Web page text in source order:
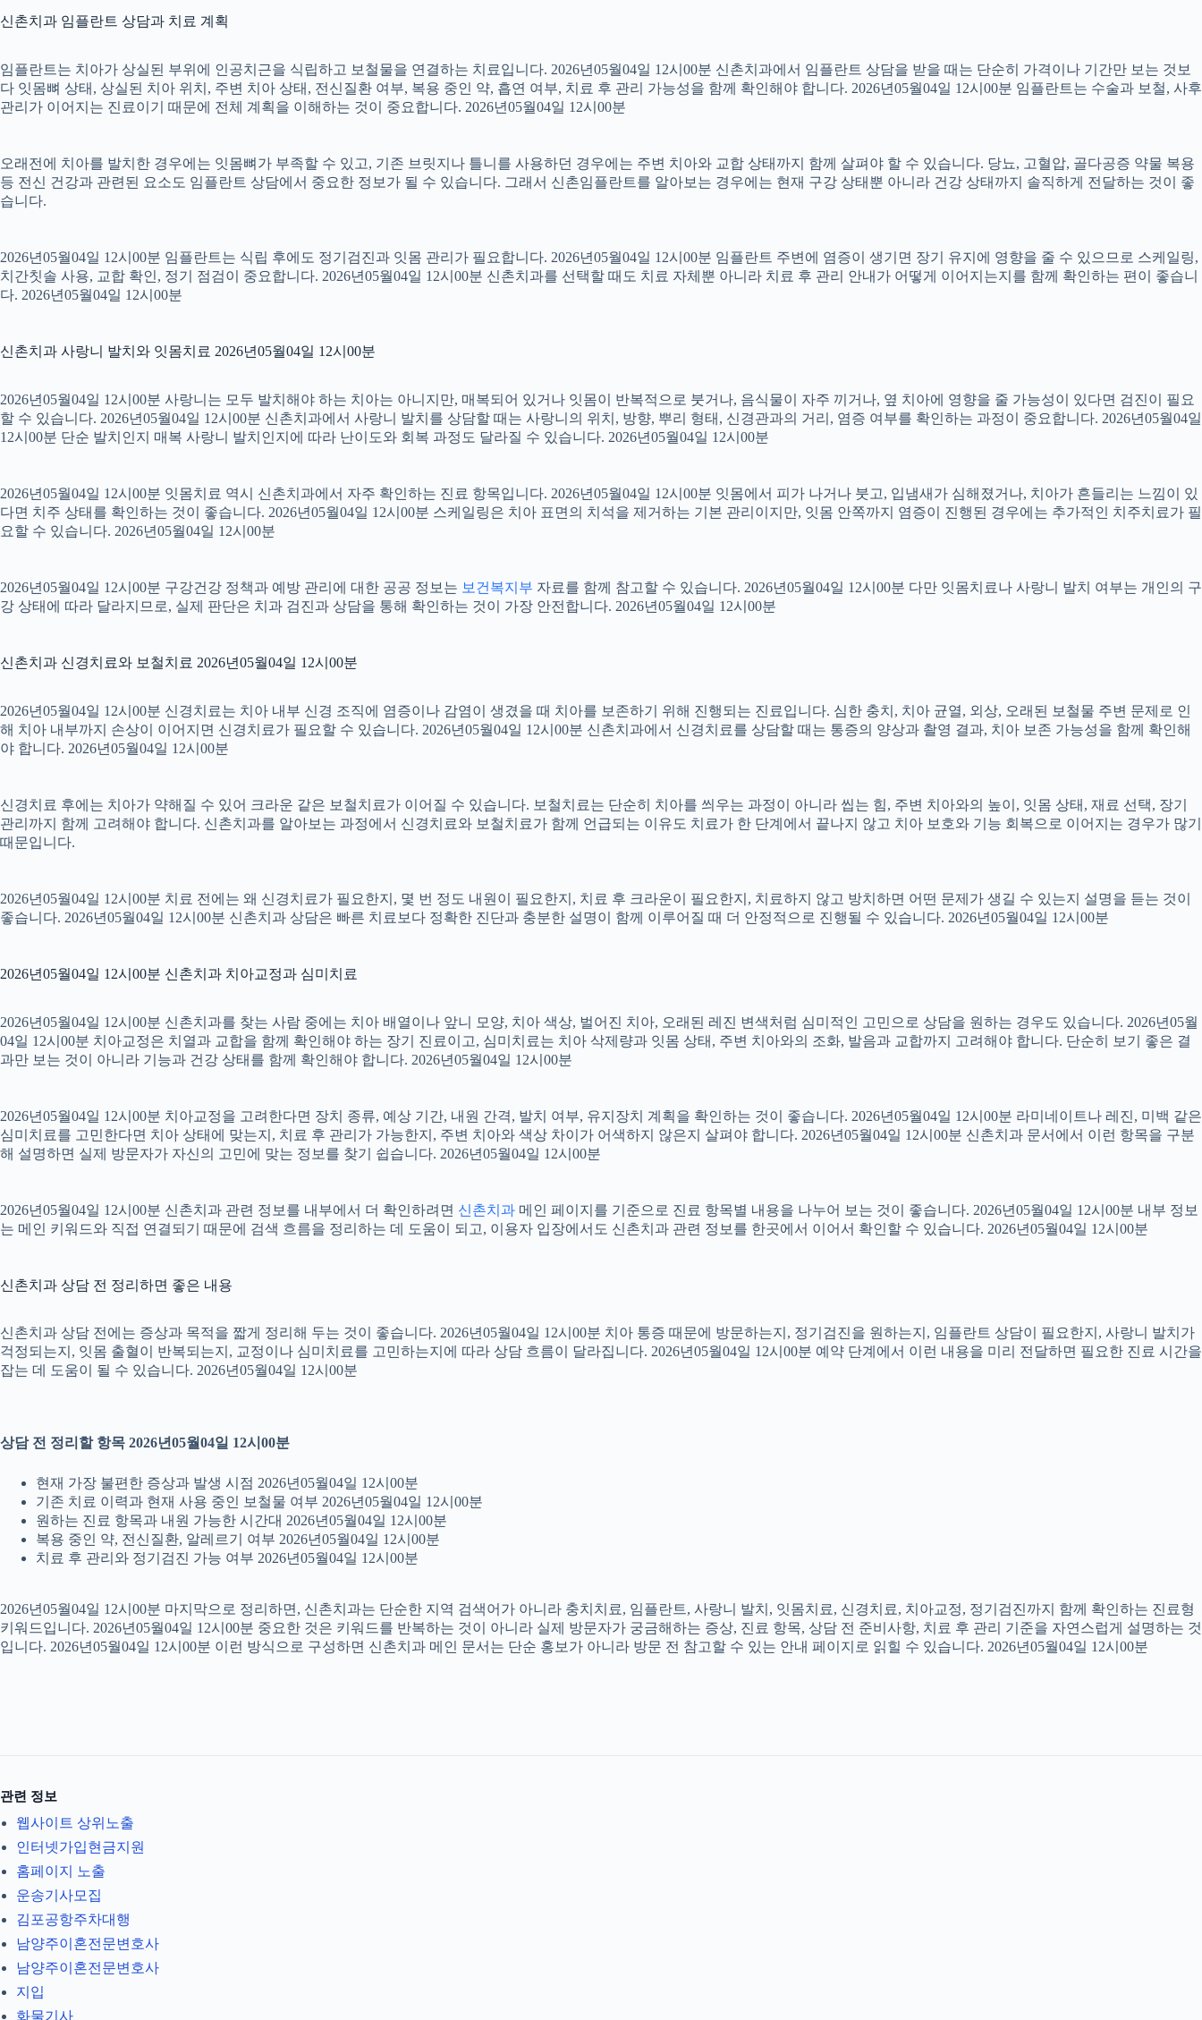
신촌치과 임플란트 상담과 치료 계획
임플란트는 치아가 상실된 부위에 인공치근을 식립하고 보철물을 연결하는 치료입니다. 2026년05월04일 12시00분 신촌치과에서 임플란트 상담을 받을 때는 단순히 가격이나 기간만 보는 것보
다 잇몸뼈 상태, 상실된 치아 위치, 주변 치아 상태, 전신질환 여부, 복용 중인 약, 흡연 여부, 치료 후 관리 가능성을 함께 확인해야 합니다. 2026년05월04일 12시00분 임플란트는 수술과 보철, 사후
관리가 이어지는 진료이기 때문에 전체 계획을 이해하는 것이 중요합니다. 2026년05월04일 12시00분
오래전에 치아를 발치한 경우에는 잇몸뼈가 부족할 수 있고, 기존 브릿지나 틀니를 사용하던 경우에는 주변 치아와 교합 상태까지 함께 살펴야 할 수 있습니다. 당뇨, 고혈압, 골다공증 약물 복용
등 전신 건강과 관련된 요소도 임플란트 상담에서 중요한 정보가 될 수 있습니다. 그래서 신촌임플란트를 알아보는 경우에는 현재 구강 상태뿐 아니라 건강 상태까지 솔직하게 전달하는 것이 좋
습니다.
2026년05월04일 12시00분 임플란트는 식립 후에도 정기검진과 잇몸 관리가 필요합니다. 2026년05월04일 12시00분 임플란트 주변에 염증이 생기면 장기 유지에 영향을 줄 수 있으므로 스케일링,
치간칫솔 사용, 교합 확인, 정기 점검이 중요합니다. 2026년05월04일 12시00분 신촌치과를 선택할 때도 치료 자체뿐 아니라 치료 후 관리 안내가 어떻게 이어지는지를 함께 확인하는 편이 좋습니
다. 2026년05월04일 12시00분
신촌치과 사랑니 발치와 잇몸치료 2026년05월04일 12시00분
2026년05월04일 12시00분 사랑니는 모두 발치해야 하는 치아는 아니지만, 매복되어 있거나 잇몸이 반복적으로 붓거나, 음식물이 자주 끼거나, 옆 치아에 영향을 줄 가능성이 있다면 검진이 필요
할 수 있습니다. 2026년05월04일 12시00분 신촌치과에서 사랑니 발치를 상담할 때는 사랑니의 위치, 방향, 뿌리 형태, 신경관과의 거리, 염증 여부를 확인하는 과정이 중요합니다. 2026년05월04일
12시00분 단순 발치인지 매복 사랑니 발치인지에 따라 난이도와 회복 과정도 달라질 수 있습니다. 2026년05월04일 12시00분
2026년05월04일 12시00분 잇몸치료 역시 신촌치과에서 자주 확인하는 진료 항목입니다. 2026년05월04일 12시00분 잇몸에서 피가 나거나 붓고, 입냄새가 심해졌거나, 치아가 흔들리는 느낌이 있
다면 치주 상태를 확인하는 것이 좋습니다. 2026년05월04일 12시00분 스케일링은 치아 표면의 치석을 제거하는 기본 관리이지만, 잇몸 안쪽까지 염증이 진행된 경우에는 추가적인 치주치료가 필
요할 수 있습니다. 2026년05월04일 12시00분
2026년05월04일 12시00분 구강건강 정책과 예방 관리에 대한 공공 정보는 보건복지부 자료를 함께 참고할 수 있습니다. 2026년05월04일 12시00분 다만 잇몸치료나 사랑니 발치 여부는 개인의 구
강 상태에 따라 달라지므로, 실제 판단은 치과 검진과 상담을 통해 확인하는 것이 가장 안전합니다. 2026년05월04일 12시00분
신촌치과 신경치료와 보철치료 2026년05월04일 12시00분
2026년05월04일 12시00분 신경치료는 치아 내부 신경 조직에 염증이나 감염이 생겼을 때 치아를 보존하기 위해 진행되는 진료입니다. 심한 충치, 치아 균열, 외상, 오래된 보철물 주변 문제로 인
해 치아 내부까지 손상이 이어지면 신경치료가 필요할 수 있습니다. 2026년05월04일 12시00분 신촌치과에서 신경치료를 상담할 때는 통증의 양상과 촬영 결과, 치아 보존 가능성을 함께 확인해
야 합니다. 2026년05월04일 12시00분
신경치료 후에는 치아가 약해질 수 있어 크라운 같은 보철치료가 이어질 수 있습니다. 보철치료는 단순히 치아를 씌우는 과정이 아니라 씹는 힘, 주변 치아와의 높이, 잇몸 상태, 재료 선택, 장기
관리까지 함께 고려해야 합니다. 신촌치과를 알아보는 과정에서 신경치료와 보철치료가 함께 언급되는 이유도 치료가 한 단계에서 끝나지 않고 치아 보호와 기능 회복으로 이어지는 경우가 많기
때문입니다.
2026년05월04일 12시00분 치료 전에는 왜 신경치료가 필요한지, 몇 번 정도 내원이 필요한지, 치료 후 크라운이 필요한지, 치료하지 않고 방치하면 어떤 문제가 생길 수 있는지 설명을 듣는 것이
좋습니다. 2026년05월04일 12시00분 신촌치과 상담은 빠른 치료보다 정확한 진단과 충분한 설명이 함께 이루어질 때 더 안정적으로 진행될 수 있습니다. 2026년05월04일 12시00분
2026년05월04일 12시00분 신촌치과 치아교정과 심미치료
2026년05월04일 12시00분 신촌치과를 찾는 사람 중에는 치아 배열이나 앞니 모양, 치아 색상, 벌어진 치아, 오래된 레진 변색처럼 심미적인 고민으로 상담을 원하는 경우도 있습니다. 2026년05월
04일 12시00분 치아교정은 치열과 교합을 함께 확인해야 하는 장기 진료이고, 심미치료는 치아 삭제량과 잇몸 상태, 주변 치아와의 조화, 발음과 교합까지 고려해야 합니다. 단순히 보기 좋은 결
과만 보는 것이 아니라 기능과 건강 상태를 함께 확인해야 합니다. 2026년05월04일 12시00분
2026년05월04일 12시00분 치아교정을 고려한다면 장치 종류, 예상 기간, 내원 간격, 발치 여부, 유지장치 계획을 확인하는 것이 좋습니다. 2026년05월04일 12시00분 라미네이트나 레진, 미백 같은
심미치료를 고민한다면 치아 상태에 맞는지, 치료 후 관리가 가능한지, 주변 치아와 색상 차이가 어색하지 않은지 살펴야 합니다. 2026년05월04일 12시00분 신촌치과 문서에서 이런 항목을 구분
해 설명하면 실제 방문자가 자신의 고민에 맞는 정보를 찾기 쉽습니다. 2026년05월04일 12시00분
2026년05월04일 12시00분 신촌치과 관련 정보를 내부에서 더 확인하려면 신촌치과 메인 페이지를 기준으로 진료 항목별 내용을 나누어 보는 것이 좋습니다. 2026년05월04일 12시00분 내부 정보
는 메인 키워드와 직접 연결되기 때문에 검색 흐름을 정리하는 데 도움이 되고, 이용자 입장에서도 신촌치과 관련 정보를 한곳에서 이어서 확인할 수 있습니다. 2026년05월04일 12시00분
신촌치과 상담 전 정리하면 좋은 내용
신촌치과 상담 전에는 증상과 목적을 짧게 정리해 두는 것이 좋습니다. 2026년05월04일 12시00분 치아 통증 때문에 방문하는지, 정기검진을 원하는지, 임플란트 상담이 필요한지, 사랑니 발치가
걱정되는지, 잇몸 출혈이 반복되는지, 교정이나 심미치료를 고민하는지에 따라 상담 흐름이 달라집니다. 2026년05월04일 12시00분 예약 단계에서 이런 내용을 미리 전달하면 필요한 진료 시간을
잡는 데 도움이 될 수 있습니다. 2026년05월04일 12시00분
상담 전 정리할 항목 2026년05월04일 12시00분
현재 가장 불편한 증상과 발생 시점 2026년05월04일 12시00분
기존 치료 이력과 현재 사용 중인 보철물 여부 2026년05월04일 12시00분
원하는 진료 항목과 내원 가능한 시간대 2026년05월04일 12시00분
복용 중인 약, 전신질환, 알레르기 여부 2026년05월04일 12시00분
치료 후 관리와 정기검진 가능 여부 2026년05월04일 12시00분
2026년05월04일 12시00분 마지막으로 정리하면, 신촌치과는 단순한 지역 검색어가 아니라 충치치료, 임플란트, 사랑니 발치, 잇몸치료, 신경치료, 치아교정, 정기검진까지 함께 확인하는 진료형
키워드입니다. 2026년05월04일 12시00분 중요한 것은 키워드를 반복하는 것이 아니라 실제 방문자가 궁금해하는 증상, 진료 항목, 상담 전 준비사항, 치료 후 관리 기준을 자연스럽게 설명하는 것
입니다. 2026년05월04일 12시00분 이런 방식으로 구성하면 신촌치과 메인 문서는 단순 홍보가 아니라 방문 전 참고할 수 있는 안내 페이지로 읽힐 수 있습니다. 2026년05월04일 12시00분
관련 정보
웹사이트 상위노출
인터넷가입현금지원
홈페이지 노출
운송기사모집
김포공항주차대행
남양주이혼전문변호사
남양주이혼전문변호사
지입
화물기사